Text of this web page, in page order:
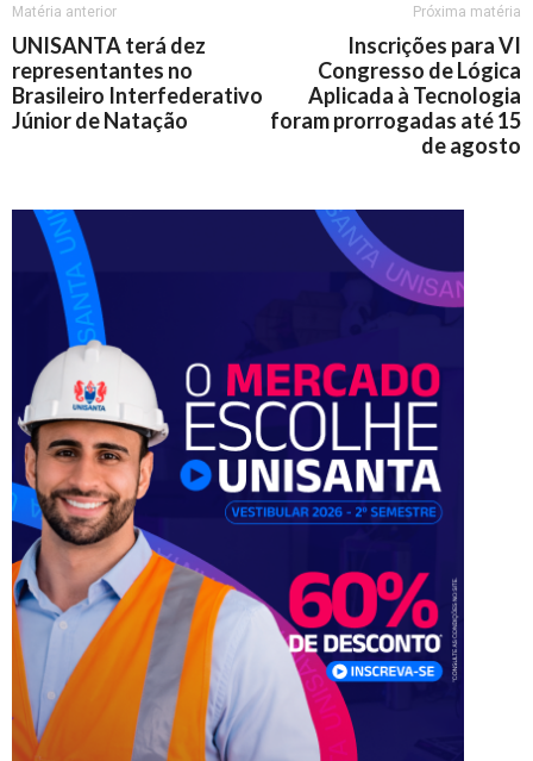
Matéria anterior
UNISANTA terá dez
representantes no
Brasileiro Interfederativo
Júnior de Natação
Próxima matéria
Inscrições para VI
Congresso de Lógica
Aplicada à Tecnologia
foram prorrogadas até 15
de agosto